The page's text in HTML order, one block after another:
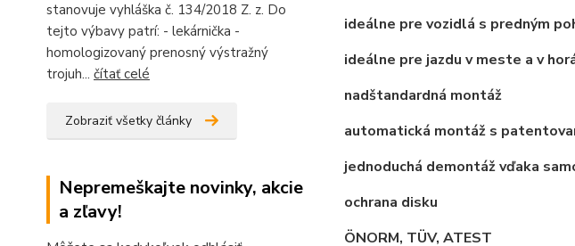
stanovuje vyhláška č. 134/2018 Z. z. Do
tejto výbavy patrí: - lekárnička -
homologizovaný prenosný výstražný
trojuh... čítať celé
Zobraziť všetky články
Nepremeškajte novinky, akcie
a zľavy!
ideálne pre vozidlá s predným
ideálne pre jazdu v meste a v
nadštandardná montáž
automatická montáž s
jednoduchá demontáž vďaka
ochrana disku
ÖNORM, TÜV, ATEST